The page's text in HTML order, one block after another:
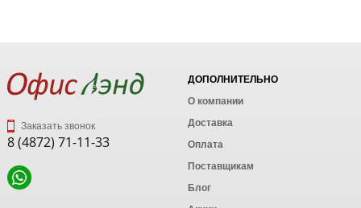
Заказать звонок
8 (4872) 71-11-33
ДОПОЛНИТЕЛЬНО
О компании
Доставка
Оплата
Поставщикам
Блог